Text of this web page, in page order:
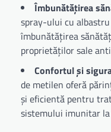
Îmbunătățirea
spray-ului cu
îmbunătățirea
proprietăților sale
Confortul și
de metilen oferă
și eficientă pentru
sistemului imunitar